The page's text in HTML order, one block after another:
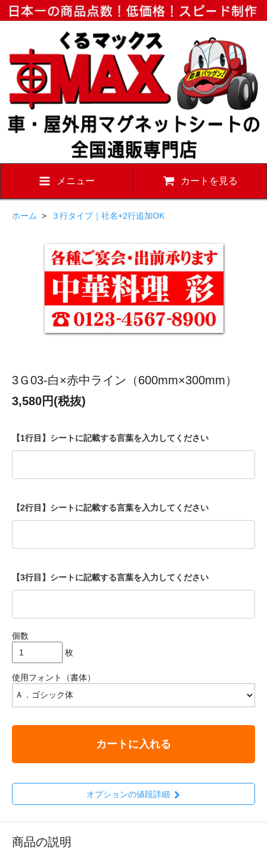
メニュー カートを見る
ホーム > ３行タイプ｜社名+2行追加OK
3Ｇ03-白×赤中ライン（600mm×300mm）
3,580円(税抜)
【1行目】シートに記載する言葉を入力してください
【2行目】シートに記載する言葉を入力してください
【3行目】シートに記載する言葉を入力してください
個数
枚
使用フォント（書体）
カートに入れる
オプションの値段詳細
商品の説明